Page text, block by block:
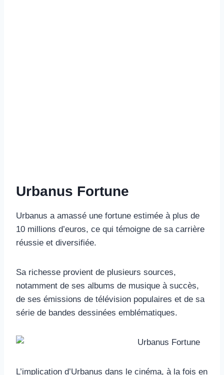
Urbanus Fortune
Urbanus a amassé une fortune estimée à plus de
10 millions d’euros, ce qui témoigne de sa carrière
réussie et diversifiée.
Sa richesse provient de plusieurs sources,
notamment de ses albums de musique à succès,
de ses émissions de télévision populaires et de sa
série de bandes dessinées emblématiques.
L’implication d’Urbanus dans le cinéma, à la fois en